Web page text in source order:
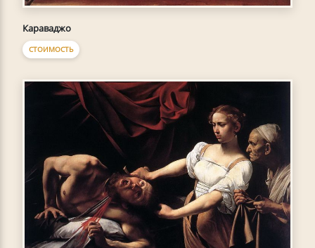
Караваджо
СТОИМОСТЬ